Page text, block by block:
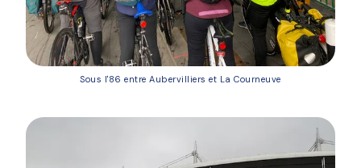
Sous l'86 entre Aubervilliers et La Courneuve